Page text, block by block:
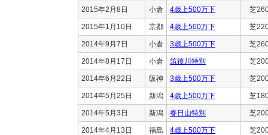
2015年2月8日 小倉 4歳上500万下 芝
2015年1月10日 京都 4歳上500万下 芝
2014年9月7日 小倉 3歳上500万下 芝
2014年8月17日 小倉 筑後川特別 芝
2014年6月22日 阪神 3歳上500万下 芝
2014年5月25日 新潟 4歳上500万下 芝
2014年5月3日 新潟 春日山特別 芝
2014年4月13日 福島 4歳上500万下 芝